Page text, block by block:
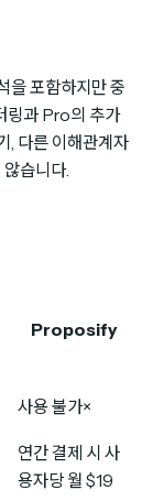
포함하지만 중
링과 Pro의 추가
, 다른 이해관계자
습니다.
Proposify
사용 불가×
연간 결제 시 사
용자당 월 $19